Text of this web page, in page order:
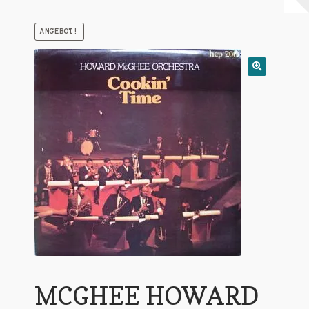
Warenkorb
Mein Konto
ANGEBOT!
MCGHEE HOWARD